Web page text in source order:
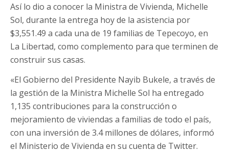
Así lo dio a conocer la Ministra de Vivienda, Michelle
Sol, durante la entrega hoy de la asistencia por
$3,551.49 a cada una de 19 familias de Tepecoyo, en
La Libertad, como complemento para que terminen de
construir sus casas.
«El Gobierno del Presidente Nayib Bukele, a través de
la gestión de la Ministra Michelle Sol ha entregado
1,135 contribuciones para la construcción o
mejoramiento de viviendas a familias de todo el país,
con una inversión de 3.4 millones de dólares, informó
el Ministerio de Vivienda en su cuenta de Twitter.